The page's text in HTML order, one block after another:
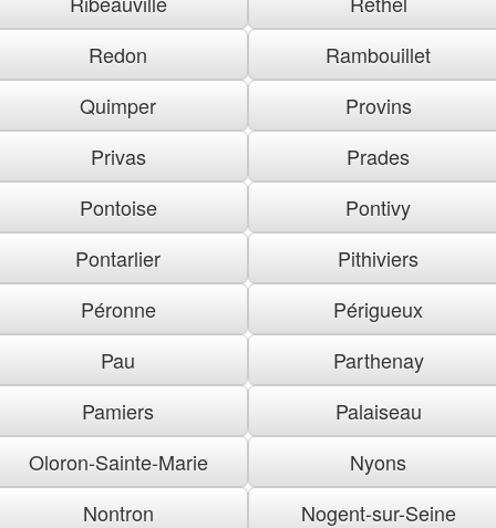
Redon
Rambouillet
Quimper
Provins
Privas
Prades
Pontoise
Pontivy
Pontarlier
Pithiviers
Péronne
Périgueux
Pau
Parthenay
Pamiers
Palaiseau
Oloron-Sainte-Marie
Nyons
Nontron
Nogent-sur-Seine